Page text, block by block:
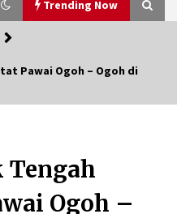
Trending Now
DPRD
Pawai Ogoh – Ogoh di
Tengah
Ogoh –